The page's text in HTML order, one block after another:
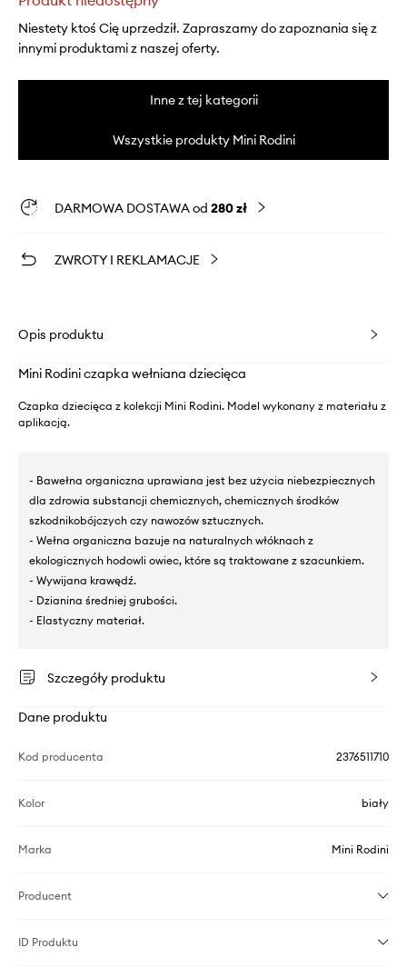
Niestety ktoś Cię uprzedził. Zapraszamy do zapoznania się z
innymi produktami z naszej oferty.
Inne z tej kategorii
Wszystkie produkty Mini Rodini
DARMOWA DOSTAWA od 280 zł
ZWROTY I REKLAMACJE
Opis produktu
Mini Rodini czapka wełniana dziecięca
Czapka dziecięca z kolekcji Mini Rodini. Model wykonany z materiału z
aplikacją.
- Bawełna organiczna uprawiana jest bez użycia niebezpiecznych
dla zdrowia substancji chemicznych, chemicznych środków
szkodnikobójczych czy nawozów sztucznych.
- Wełna organiczna bazuje na naturalnych włóknach z
ekologicznych hodowli owiec, które są traktowane z szacunkiem.
- Wywijana krawędź.
- Dzianina średniej grubości.
- Elastyczny materiał.
Szczegóły produktu
Dane produktu
Kod producenta 2376511710
Kolor biały
Marka Mini Rodini
Producent
ID Produktu